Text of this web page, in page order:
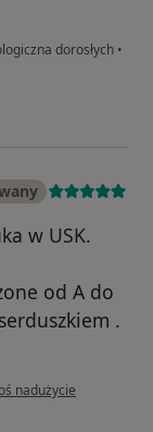
dorosłych •
w USK.
od A do
.
użytkownika Gabriel
nadużycie